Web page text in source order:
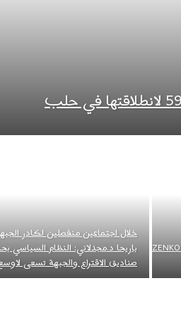
خلال اجتماعين منفصلين لكادر
باريحا د.مجدلاني: النظام السياسي
صناديق الاقتراع والجبهة تسعى
اتحاد نضال العمال الفلسطيني يوجه برقية تضامن إلى ZENKO